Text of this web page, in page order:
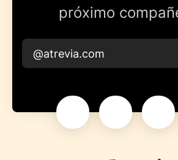
próximo
@atrevia.com